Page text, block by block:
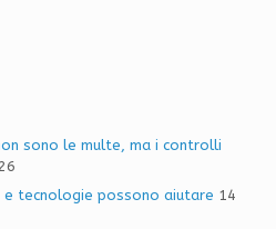
sono le multe, ma i controlli
e tecnologie possono aiutare 14